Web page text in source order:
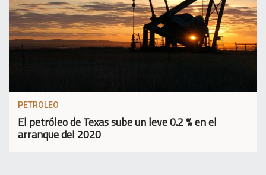
PETROLEO
El petróleo de Texas sube un leve 0.2 % en el
arranque del 2020